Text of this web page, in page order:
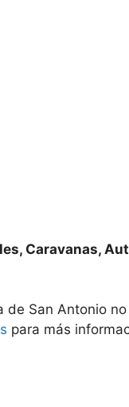
Caravanas,
San Antonio
para más